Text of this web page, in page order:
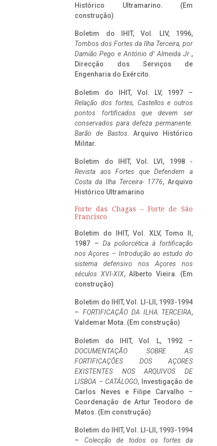
Histórico Ultramarino. (Em
construção)
Boletim do IHIT, Vol. LIV, 1996,
Tombos dos Fortes da Ilha Terceira, por
Damião Pego e António d’ Almeida Jr.,
Direcção dos Serviços de
Engenharia do Exército.
Boletim do IHIT, Vol. LV, 1997 –
Relação dos fortes, Castellos e outros
pontos fortificados que devem ser
conservados para defeza permanente.
Barão de Bastos. Arquivo Histórico
Militar.
Boletim do IHIT, Vol. LVI, 1998 -
Revista aos Fortes que Defendem a
Costa da Ilha Terceira- 1776, Arquivo
Histórico Ultramarino
Forte das Chagas – Forte de São
Francisco
Boletim do IHIT, Vol. XLV, Tomo II,
1987 – Da poliorcética à fortificação
nos Açores – Introdução ao estudo do
sistema defensivo nos Açores nos
séculos XVI-XIX, Alberto Vieira. (Em
construção)
Boletim do IHIT, Vol. LI-LII, 1993-1994
– FORTIFICAÇÃO DA ILHA TERCEIRA,
Valdemar Mota. (Em construção)
Boletim do IHIT, Vol. L, 1992 –
DOCUMENTAÇÃO SOBRE AS
FORTIFICAÇÕES DOS AÇORES
EXISTENTES NOS ARQUIVOS DE
LISBOA – CATÁLOGO, Investigação de
Carlos Neves e Filipe Carvalho –
Coordenação de Artur Teodoro de
Matos. (Em construção)
Boletim do IHIT, Vol. LI-LII, 1993-1994
– Colecção de todos os fortes da